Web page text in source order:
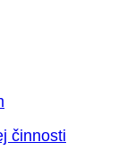
činnosti